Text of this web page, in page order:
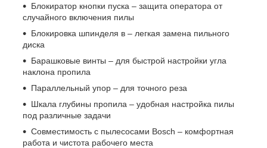
Блокиратор кнопки пуска – защита оператора от
случайного включения пилы
Блокировка шпинделя в – легкая замена пильного
диска
Барашковые винты – для быстрой настройки угла
наклона пропила
Параллельный упор – для точного реза
Шкала глубины пропила – удобная настройка пилы
под различные задачи
Совместимость с пылесосами Bosch – комфортная
работа и чистота рабочего места